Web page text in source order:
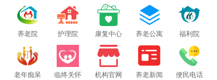
养老院 护理院 康复中心 养老公寓 福利院
老年痴呆 临终关怀 机构官网 养老新闻 便民电话